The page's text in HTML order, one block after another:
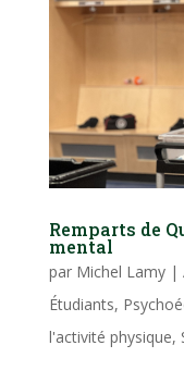
Remparts de
mental
par Michel Lamy|
Étudiants,
l'activité physique,